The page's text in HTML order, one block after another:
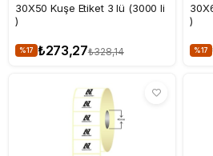
30X50 Kuşe Etiket 3 lü (3000 li
)
%17 ₺273,27₺328,14
)
%17